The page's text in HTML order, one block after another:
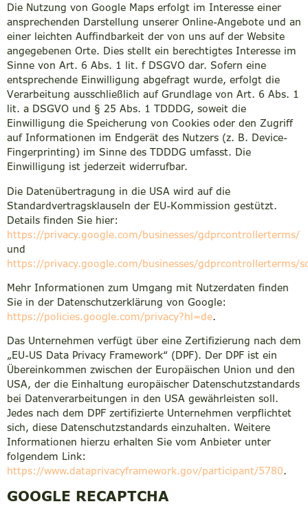
Die Nutzung von Google Maps erfolgt im Interesse einer
ansprechenden Darstellung unserer Online-Angebote und an
einer leichten Auffindbarkeit der von uns auf der Website
angegebenen Orte. Dies stellt ein berechtigtes Interesse im
Sinne von Art. 6 Abs. 1 lit. f DSGVO dar. Sofern eine
entsprechende Einwilligung abgefragt wurde, erfolgt die
Verarbeitung ausschließlich auf Grundlage von Art. 6 Abs. 1
lit. a DSGVO und § 25 Abs. 1 TDDDG, soweit die
Einwilligung die Speicherung von Cookies oder den Zugriff
auf Informationen im Endgerät des Nutzers (z. B. Device-
Fingerprinting) im Sinne des TDDDG umfasst. Die
Einwilligung ist jederzeit widerrufbar.
Die Datenübertragung in die USA wird auf die
Standardvertragsklauseln der EU-Kommission gestützt.
Details finden Sie hier:
https://privacy.google.com/businesses/gdprcontrollerterms/
und
https://privacy.google.com/businesses/gdprcontrollerterms/
Mehr Informationen zum Umgang mit Nutzerdaten finden
Sie in der Datenschutzerklärung von Google:
https://policies.google.com/privacy?hl=de.
Das Unternehmen verfügt über eine Zertifizierung nach dem
„EU-US Data Privacy Framework“ (DPF). Der DPF ist ein
Übereinkommen zwischen der Europäischen Union und den
USA, der die Einhaltung europäischer Datenschutzstandards
bei Datenverarbeitungen in den USA gewährleisten soll.
Jedes nach dem DPF zertifizierte Unternehmen verpflichtet
sich, diese Datenschutzstandards einzuhalten. Weitere
Informationen hierzu erhalten Sie vom Anbieter unter
folgendem Link:
https://www.dataprivacyframework.gov/participant/5780.
GOOGLE RECAPTCHA